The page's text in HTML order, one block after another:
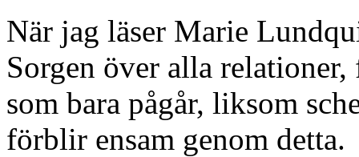
När jag läser Marie
Sorgen över alla
som bara pågår, liksom
förblir ensam genom detta.